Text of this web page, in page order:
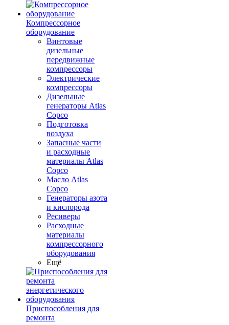
Компрессорное
оборудование
Винтовые
дизельные
передвижные
компрессоры
Электрические
компрессоры
Дизельные
генераторы Atlas
Copco
Подготовка
воздуха
Запасные части
и расходные
материалы Atlas
Copco
Масло Atlas
Copco
Генераторы азота
и кислорода
Ресиверы
Расходные
материалы
компрессорного
оборудования
Ещё
Приспособления для
ремонта